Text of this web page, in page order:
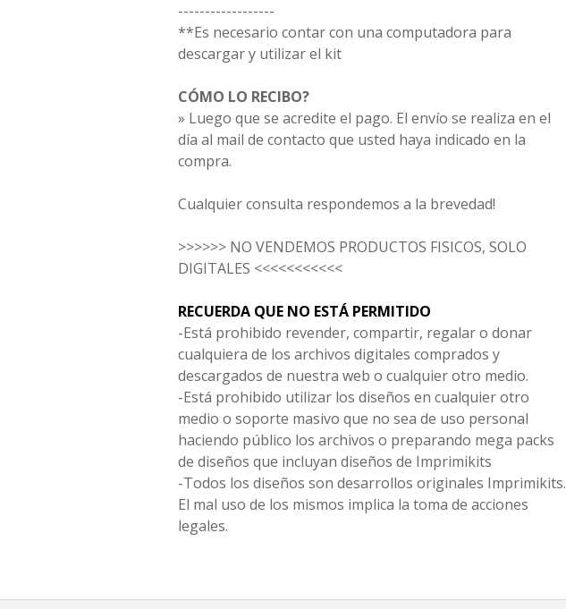
------------------
**Es necesario contar con una computadora para
descargar y utilizar el kit
CÓMO LO RECIBO?
» Luego que se acredite el pago. El envío se realiza en el
día al mail de contacto que usted haya indicado en la
compra.
Cualquier consulta respondemos a la brevedad!
>>>>>> NO VENDEMOS PRODUCTOS FISICOS, SOLO
DIGITALES <<<<<<<<<<<
RECUERDA QUE NO ESTÁ PERMITIDO
-Está prohibido revender, compartir, regalar o donar
cualquiera de los archivos digitales comprados y
descargados de nuestra web o cualquier otro medio.
-Está prohibido utilizar los diseños en cualquier otro
medio o soporte masivo que no sea de uso personal
haciendo público los archivos o preparando mega packs
de diseños que incluyan diseños de Imprimikits
-Todos los diseños son desarrollos originales Imprimikits.
El mal uso de los mismos implica la toma de acciones
legales.